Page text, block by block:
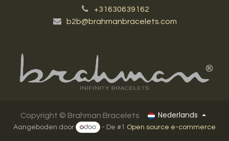
+31630639162
b2b@brahmanbracelets.com
Copyright © Brahman Bracelets Nederlands
Aangeboden door - De #1 Open source e-commerce